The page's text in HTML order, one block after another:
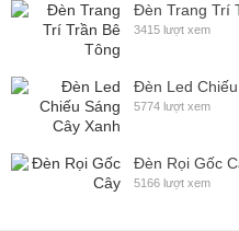
Đèn Trang Trí
3415 lượt xem
Đèn Led
5774 lượt xem
Đèn Rọi Gốc
5166 lượt xem